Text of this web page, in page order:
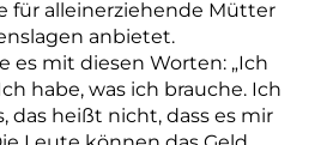
für alleinerziehende Mütter
anbietet.
es mit diesen Worten: „Ich
habe, was ich brauche. Ich
das heißt nicht, dass es mir